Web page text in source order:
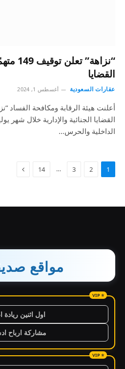
القضايا
عقارات السعودية أغسطس 1, 2024
أعلنت هيئة الرقابة ومكافحة الفساد
القضايا الجنائية والإدارية خلال
الداخلية والحرس…
1
2
3
…
14
مواقع
اول اثنين ريادة
مشاركة ارباح